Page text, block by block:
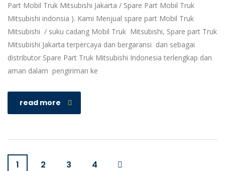
Part Mobil Truk Mitsubishi Jakarta / Spare Part Mobil Truk
Mitsubishi indonsia ). Kami Menjual spare part Mobil Truk
Mitsubishi / suku cadang Mobil Truk Mitsubishi, Spare part Truk
Mitsubishi Jakarta terpercaya dan bergaransi dan sebagai
distributor Spare Part Truk Mitsubishi Indonesia terlengkap dan
aman dalam pengiriman ke
read more
1 2 3 4